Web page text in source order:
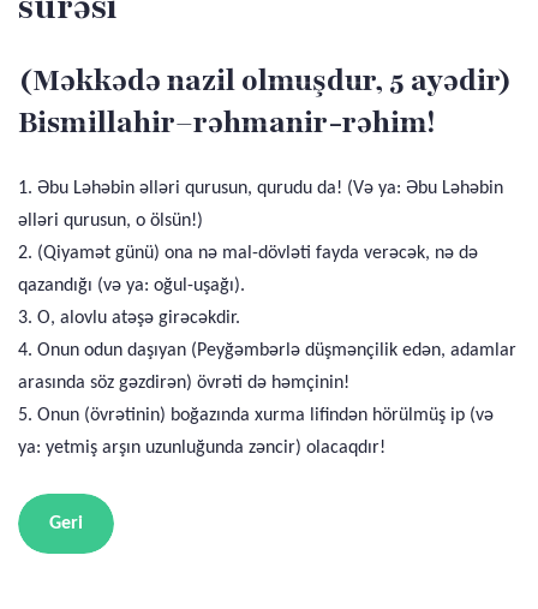
(Məkkədə nazil olmuşdur, 5 ayədir)
Bismillahir–rəhmanir-rəhim!
1. Əbu Ləhəbin əlləri qurusun, qurudu da! (Və ya: Əbu Ləhəbin
əlləri qurusun, o ölsün!)
2. (Qiyamət günü) ona nə mal-dövləti fayda verəcək, nə də
qazandığı (və ya: oğul-uşağı).
3. O, alovlu atəşə girəcəkdir.
4. Onun odun daşıyan (Peyğəmbərlə düşmənçilik edən, adamlar
arasında söz gəzdirən) övrəti də həmçinin!
5. Onun (övrətinin) boğazında xurma lifindən hörülmüş ip (və
ya: yetmiş arşın uzunluğunda zəncir) olacaqdır!
Geri